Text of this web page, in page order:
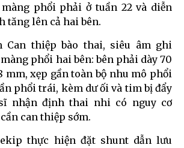
phổi phải ở tuần 22 và diễn
tăng lên cả hai bên.
Can thiệp bào thai, siêu âm ghi
phổi hai bên: bên phải dày 70
mm, xẹp gần toàn bộ nhu mô phổi
phổi trái, kèm dư ối và tim bị đẩy
nhận định thai nhi có nguy cơ
can thiệp sớm.
thực hiện đặt shunt dẫn lưu